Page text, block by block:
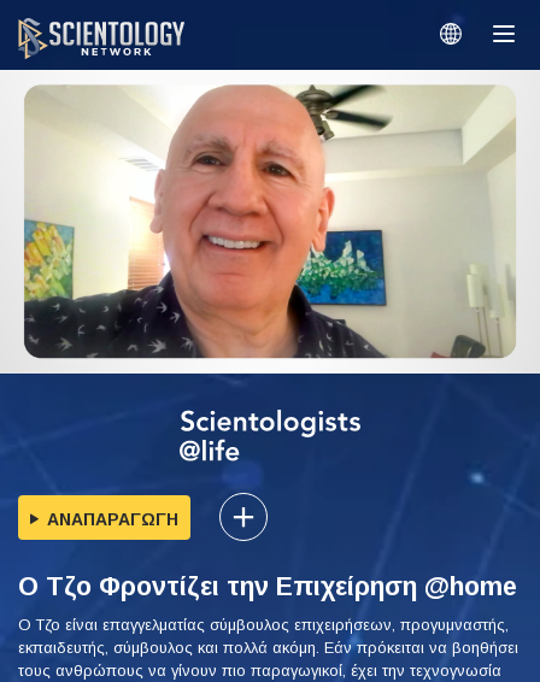
ΑΝΑΠΑΡΑΓΩΓΗ
Ο Τζο Φροντίζει την Επιχείρηση @home
Ο Τζο είναι επαγγελματίας σύμβουλος επιχειρήσεων, προγυμναστής,
εκπαιδευτής, σύμβουλος και πολλά ακόμη. Εάν πρόκειται να βοηθήσει
τους ανθρώπους να γίνουν πιο παραγωγικοί, έχει την τεχνογνωσία